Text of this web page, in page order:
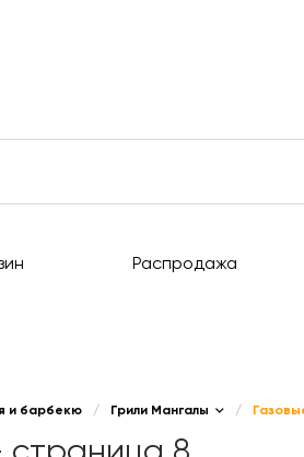
Распродажа
и барбекю / Грили Мангалы /